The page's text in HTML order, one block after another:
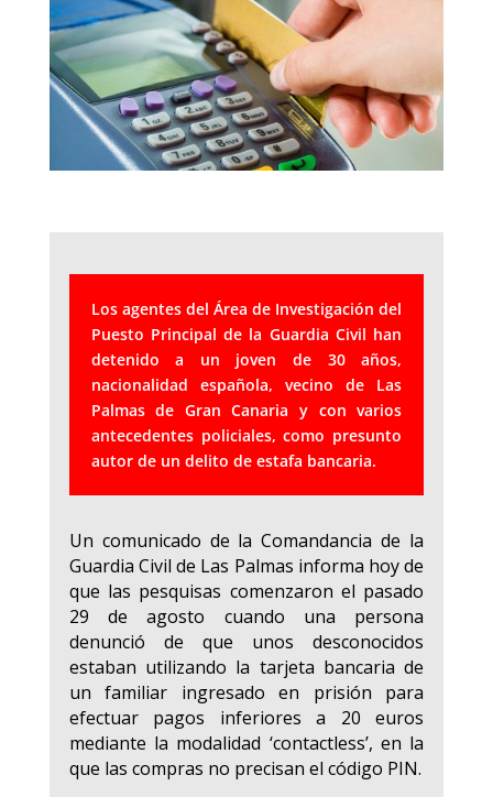
Los agentes del Área de Investigación del
Puesto Principal de la Guardia Civil han
detenido a un joven de 30 años,
nacionalidad española, vecino de Las
Palmas de Gran Canaria y con varios
antecedentes policiales, como presunto
autor de un delito de estafa bancaria.
Un comunicado de la Comandancia de la
Guardia Civil de Las Palmas informa hoy de
que las pesquisas comenzaron el pasado
29 de agosto cuando una persona
denunció de que unos desconocidos
estaban utilizando la tarjeta bancaria de
un familiar ingresado en prisión para
efectuar pagos inferiores a 20 euros
mediante la modalidad ‘contactless’, en la
que las compras no precisan el código PIN.